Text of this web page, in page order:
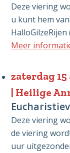
Deze viering
u kunt hem
Meer
zaterdag
Heilige
Deze viering
de viering
uur